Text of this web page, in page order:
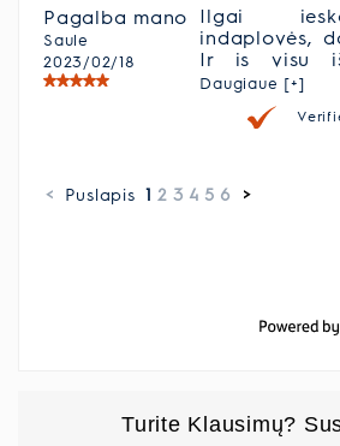
Pagalba mano
Saule
2023/02/18
Ilgai
indaplovės,
Ir is visu
patarimai
Daugiaue [+]
< Puslapis 1 2 3 4 5 6 >
Turite Klausimų?